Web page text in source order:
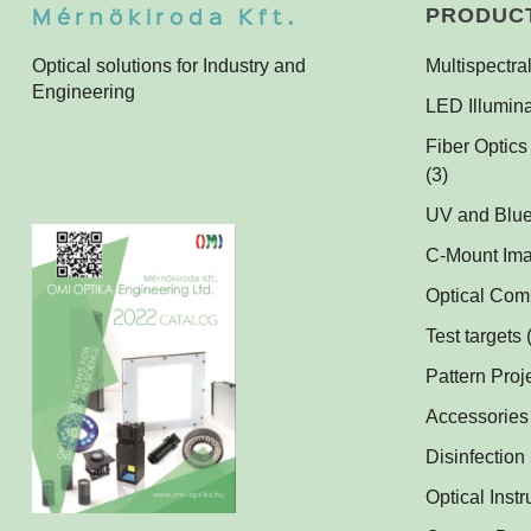
Mérnökiroda Kft.
Optical solutions for Industry and
Engineering
LED
Ring Lights
Darkfield
Dome
Coaxial
Backlights
SPOT
SPOT
Matrix
Line
Custom
Fiber
(3)
UV and
UV and
C-Mount
Optical
Optical
Lenses
(1)
Optical
Protective
Test targets
Pattern
Accessories
LED Power
Cables (1)
C-Mount
Disinfection
UV-C Air
Optical